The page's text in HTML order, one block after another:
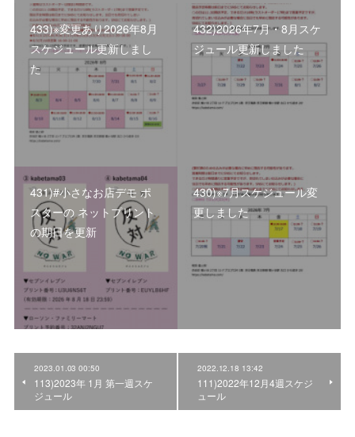
433)※変更あり2026年8月
スケジュール更新しまし
た
432)2026年7月・8月スケ
ジュール更新しました
431)#小さなお店デモ ポ
スターの ネットプリント
の期日を更新
430)※7月スケジュール変
更しました
2023.01.03 00:50
113)2023年 1月 第一週スケ
ジュール
2022.12.18 13:42
111)2022年12月4週スケジ
ュール